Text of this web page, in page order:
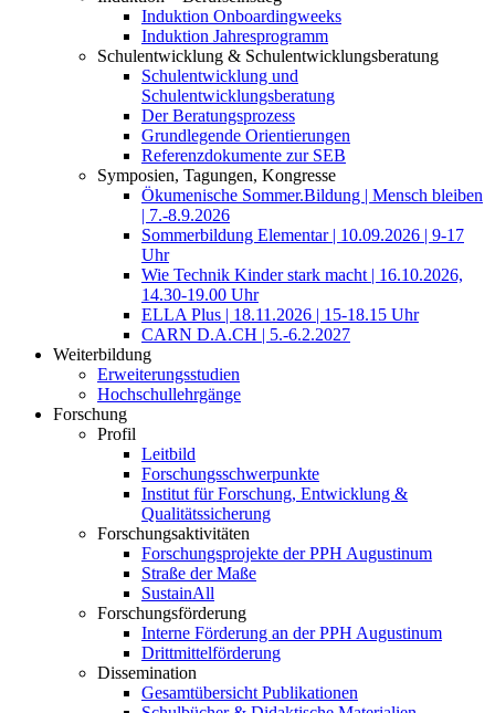
Induktion Onboardingweeks
Induktion Jahresprogramm
Schulentwicklung & Schulentwicklungsberatung
Schulentwicklung und
Schulentwicklungsberatung
Der Beratungsprozess
Grundlegende Orientierungen
Referenzdokumente zur SEB
Symposien, Tagungen, Kongresse
Ökumenische Sommer.Bildung | Mensch bleiben
| 7.-8.9.2026
Sommerbildung Elementar | 10.09.2026 | 9-17
Uhr
Wie Technik Kinder stark macht | 16.10.2026,
14.30-19.00 Uhr
ELLA Plus | 18.11.2026 | 15-18.15 Uhr
CARN D.A.CH | 5.-6.2.2027
Weiterbildung
Erweiterungsstudien
Hochschullehrgänge
Forschung
Profil
Leitbild
Forschungsschwerpunkte
Institut für Forschung, Entwicklung &
Qualitätssicherung
Forschungsaktivitäten
Forschungsprojekte der PPH Augustinum
Straße der Maße
SustainAll
Forschungsförderung
Interne Förderung an der PPH Augustinum
Drittmittelförderung
Dissemination
Gesamtübersicht Publikationen